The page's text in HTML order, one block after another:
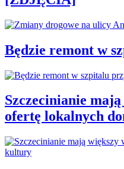
Będzie remont w
Szczecinianie
ofertę lokalnych